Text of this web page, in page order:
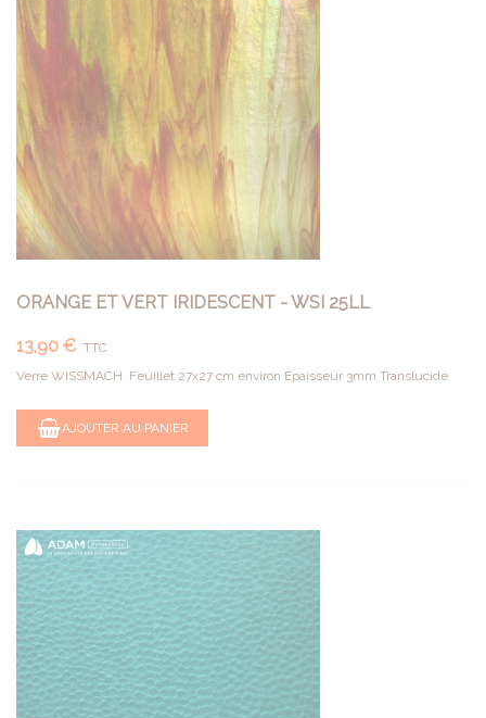
ORANGE ET VERT IRIDESCENT - WSI 25LL
13,90 € TTC
Verre WISSMACH Feuillet 27x27 cm environ Épaisseur 3mm Translucide
AJOUTER AU PANIER